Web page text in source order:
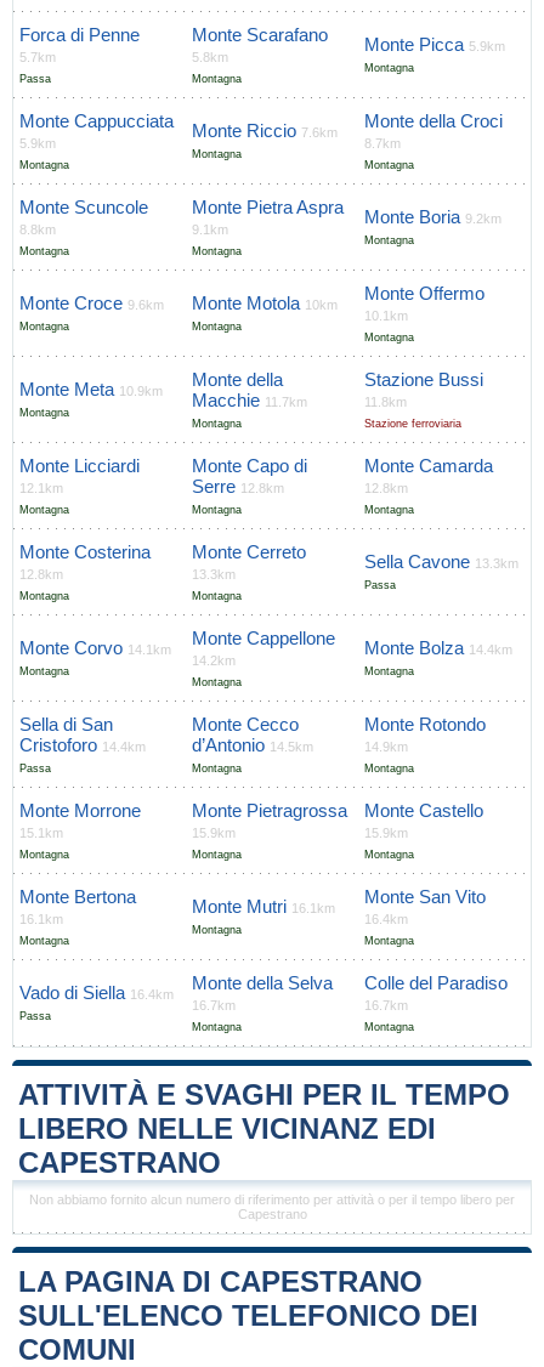
Forca di Penne
5.7km
Passa
Monte Scarafano
5.8km
Montagna
Monte Picca 5.9km
Montagna
Monte Cappucciata
5.9km
Montagna
Monte Riccio 7.6km
Montagna
Monte della Croci
8.7km
Montagna
Monte Scuncole
8.8km
Montagna
Monte Pietra Aspra
9.1km
Montagna
Monte Boria 9.2km
Montagna
Monte Croce 9.6km
Montagna
Monte Motola 10km
Montagna
Monte Offermo
10.1km
Montagna
Monte Meta 10.9km
Montagna
Monte della
Macchie 11.7km
Montagna
Stazione Bussi
11.8km
Stazione ferroviaria
Monte Licciardi
12.1km
Montagna
Monte Capo di
Serre 12.8km
Montagna
Monte Camarda
12.8km
Montagna
Monte Costerina
12.8km
Montagna
Monte Cerreto
13.3km
Montagna
Sella Cavone 13.3km
Passa
Monte Corvo 14.1km
Montagna
Monte Cappellone
14.2km
Montagna
Monte Bolza 14.4km
Montagna
Sella di San
Cristoforo 14.4km
Passa
Monte Cecco
d’Antonio 14.5km
Montagna
Monte Rotondo
14.9km
Montagna
Monte Morrone
15.1km
Montagna
Monte Pietragrossa
15.9km
Montagna
Monte Castello
15.9km
Montagna
Monte Bertona
16.1km
Montagna
Monte Mutri 16.1km
Montagna
Monte San Vito
16.4km
Montagna
Vado di Siella 16.4km
Passa
Monte della Selva
16.7km
Montagna
Colle del Paradiso
16.7km
Montagna
ATTIVITÀ E SVAGHI PER IL TEMPO
LIBERO NELLE VICINANZ EDI
CAPESTRANO
Non abbiamo fornito alcun numero di riferimento per attività o per il tempo libero per
Capestrano
LA PAGINA DI CAPESTRANO
SULL'ELENCO TELEFONICO DEI
COMUNI